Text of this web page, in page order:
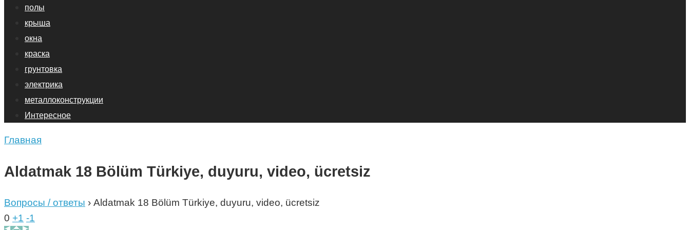
полы
крыша
окна
краска
грунтовка
электрика
металлоконструкции
Интересное
Главная
Aldatmak 18 Bölüm Türkiye, duyuru, video, ücretsiz
Вопросы / ответы › Aldatmak 18 Bölüm Türkiye, duyuru, video, ücretsiz
0 +1 -1